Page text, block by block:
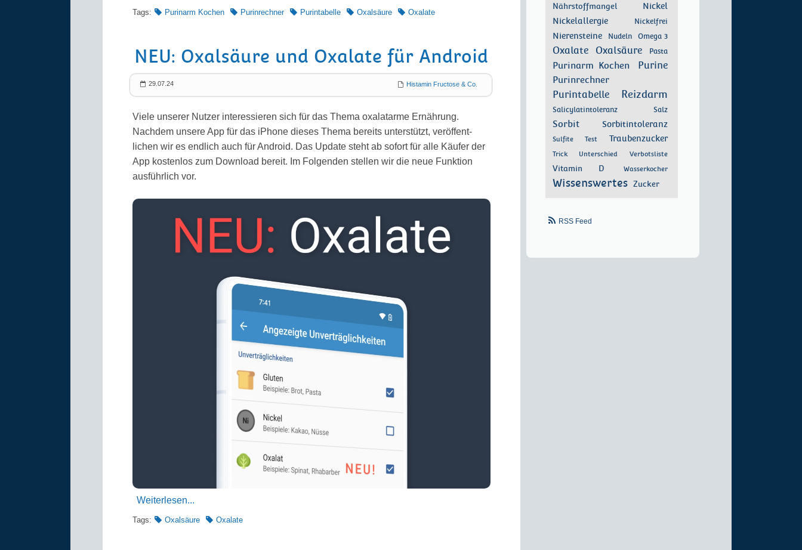
Tags: Purinarm Kochen Purinrechner Purintabelle Oxalsäure Oxalate
NEU: Oxalsäure und Oxalate für Android
29.07.24 Histamin Fructose & Co.
Viele unserer Nutzer interessieren sich für das Thema oxalat­arme Ernährung.
Nachdem unsere App für das iPhone dieses Thema bereits unterstützt, veröffent­
lichen wir es endlich auch für Android. Das Update steht ab sofort für alle Käufer der
App kostenlos zum Download bereit. Im Folgenden stellen wir die neue Funktion
ausführlich vor.
Weiterlesen...
Tags: Oxalsäure Oxalate
Nährstoffmangel
Nickel
Nickelallergie
Nickelfrei
Nierensteine Nudeln Omega 3
Oxalate Oxalsäure Pasta
Purinarm Kochen
Purine
Purinrechner
Purintabelle
Reizdarm
Salicylatintoleranz Salz
Sorbit Sorbitintoleranz
Sulfite Test Traubenzucker
Trick Unterschied Verbotsliste
Vitamin D Wasserkocher
Wissenswertes Zucker
RSS Feed